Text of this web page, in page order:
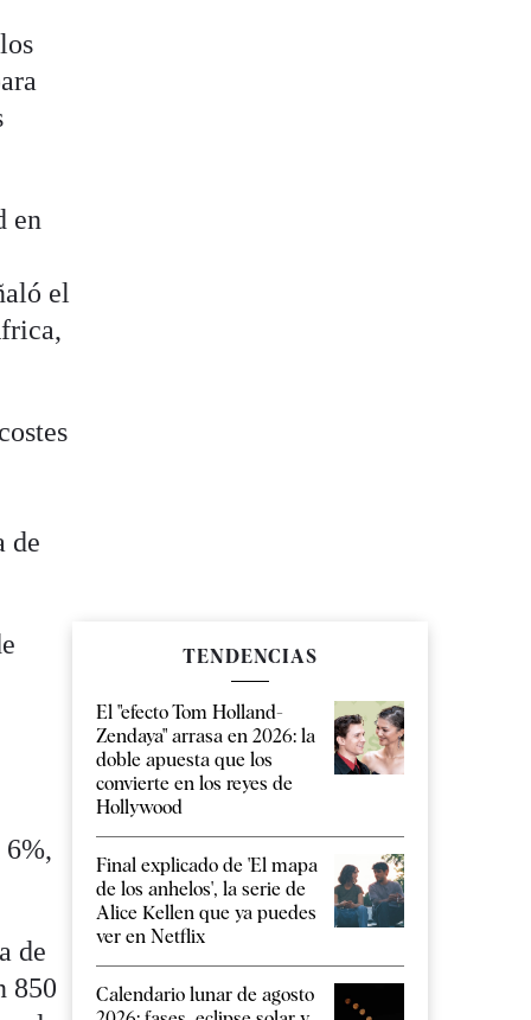
en
el
de
de
850
TENDENCIAS
El "efecto Tom Holland-
Zendaya" arrasa en 2026: la
doble apuesta que los
convierte en los reyes de
Hollywood
Final explicado de 'El mapa
de los anhelos', la serie de
Alice Kellen que ya puedes
ver en Netflix
Calendario lunar de agosto